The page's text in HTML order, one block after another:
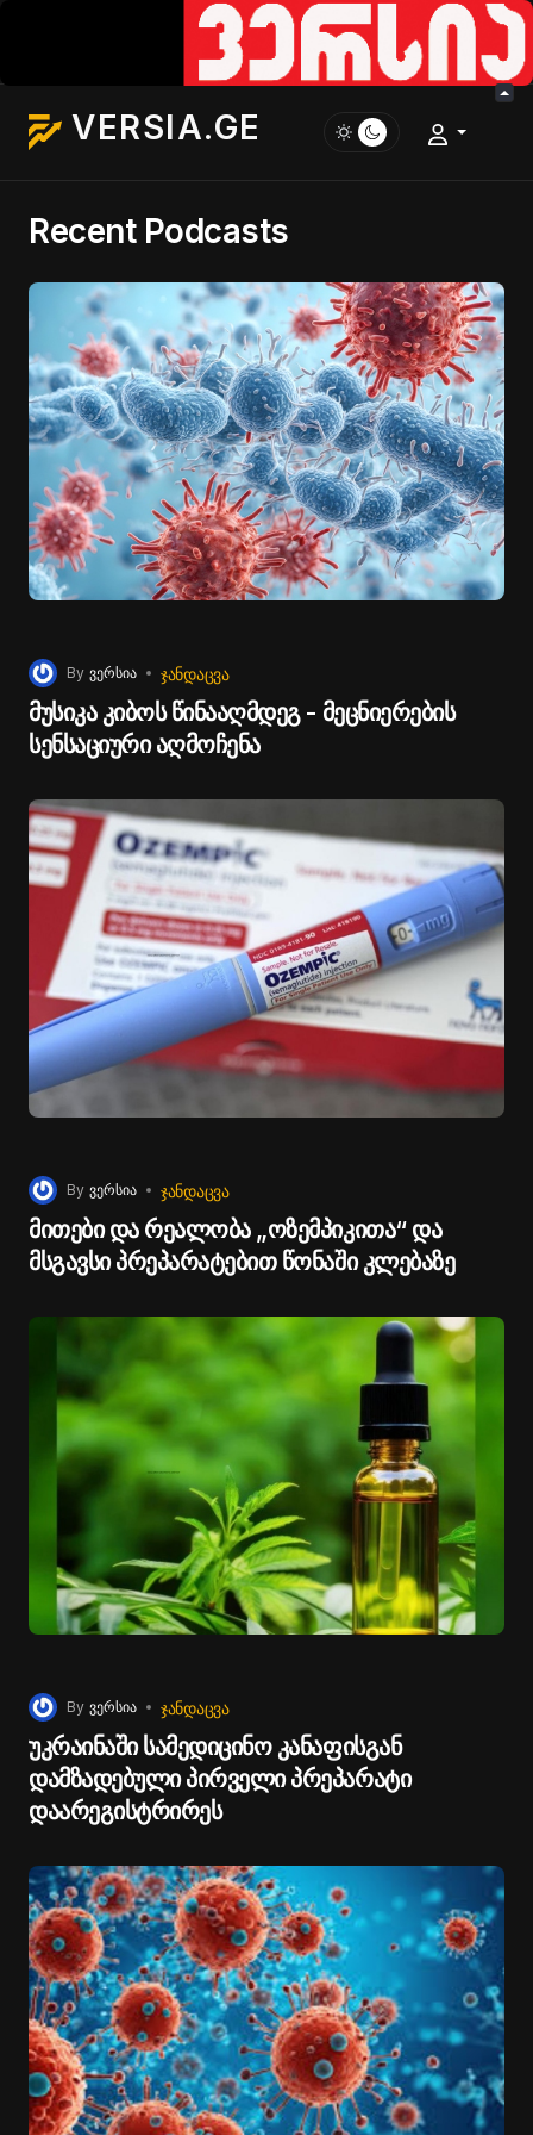
VERSIA.GE
Recent Podcasts
By ვერსია ᲯᲐᲜᲓᲐᲪᲕᲐ
მუსიკა კიბოს წინააღმდეგ - მეცნიერების
სენსაციური აღმოჩენა
By ვერსია ᲯᲐᲜᲓᲐᲪᲕᲐ
მითები და რეალობა „ოზემპიკითა“ და
მსგავსი პრეპარატებით წონაში კლებაზე
By ვერსია ᲯᲐᲜᲓᲐᲪᲕᲐ
უკრაინაში სამედიცინო კანაფისგან
დამზადებული პირველი პრეპარატი
დაარეგისტრირეს